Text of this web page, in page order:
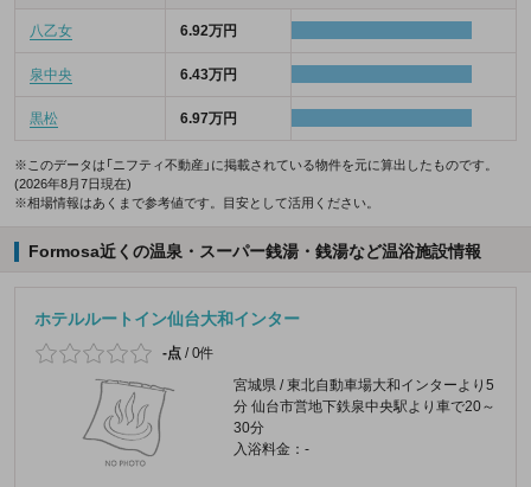
八乙女 6.92万円
泉中央 6.43万円
黒松 6.97万円
※このデータは「ニフティ不動産」に掲載されている物件を元に算出したものです。
(2026年8月7日現在)
※相場情報はあくまで参考値です。目安として活用ください。
Formosa近くの温泉・スーパー銭湯・銭湯など温浴施設情報
ホテルルートイン仙台大和インター
-点 /0件
宮城県 / 東北自動車場大和インターより5
分 仙台市営地下鉄泉中央駅より車で20～
30分
入浴料金：-